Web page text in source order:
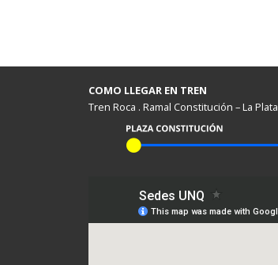
COMO LLEGAR EN TREN
Tren Roca . Ramal Constitución – La Plata